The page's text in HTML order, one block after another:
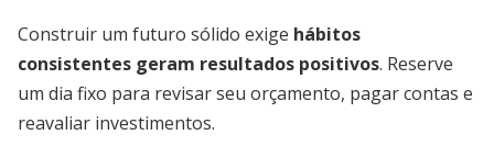
Construir um futuro sólido exige hábitos
consistentes geram resultados positivos. Reserve
um dia fixo para revisar seu orçamento, pagar contas e
reavaliar investimentos.